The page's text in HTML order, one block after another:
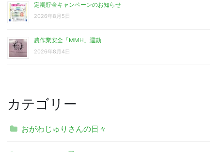
定期貯金キャンペーンのお知らせ
2026年8月5日
農作業安全「MMH」運動
2026年8月4日
カテゴリー
おがわじゅりさんの日々